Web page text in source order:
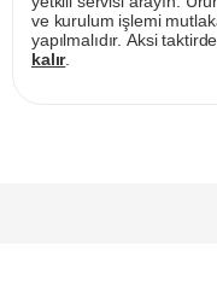
ve kurulum işlemi
yapılmalıdır. Aksi
kalır.